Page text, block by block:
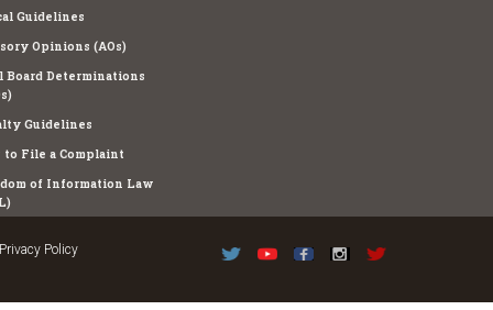
Guidelines
Opinions (AOs)
Board Determinations
Guidelines
to File a Complaint
of Information Law
Privacy Policy